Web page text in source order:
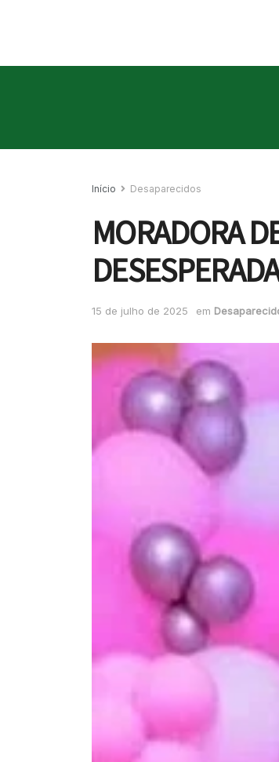
Início Desaparecidos
MORADORA
15 de julho de 2025 em